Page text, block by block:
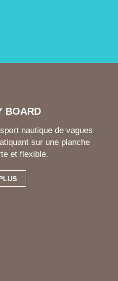
BOARD
nautique de vagues
sur une planche
et flexible.